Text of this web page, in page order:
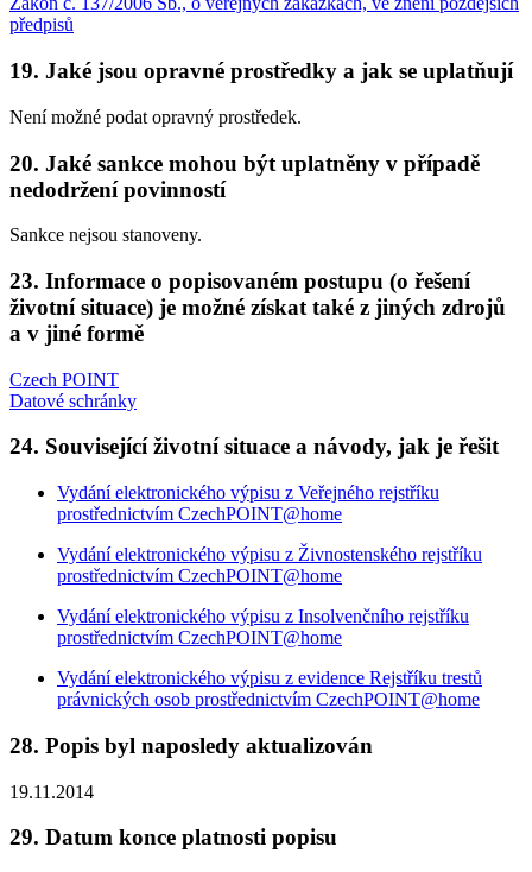
předpisů
19. Jaké jsou opravné prostředky a jak se uplatňují
Není možné podat opravný prostředek.
20. Jaké sankce mohou být uplatněny v případě
nedodržení povinností
Sankce nejsou stanoveny.
23. Informace o popisovaném postupu (o řešení
životní situace) je možné získat také z jiných zdrojů
a v jiné formě
Czech POINT
Datové schránky
24. Související životní situace a návody, jak je řešit
Vydání elektronického výpisu z Veřejného rejstříku
prostřednictvím CzechPOINT@home
Vydání elektronického výpisu z Živnostenského rejstříku
prostřednictvím CzechPOINT@home
Vydání elektronického výpisu z Insolvenčního rejstříku
prostřednictvím CzechPOINT@home
Vydání elektronického výpisu z evidence Rejstříku trestů
právnických osob prostřednictvím CzechPOINT@home
28. Popis byl naposledy aktualizován
19.11.2014
29. Datum konce platnosti popisu